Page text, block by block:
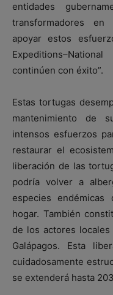
entidades
transformadores en
apoyar estos
continúen con éxito”.
Estas tortugas
mantenimiento de
intensos esfuerzos
restaurar el
liberación de las
podría volver a
especies
hogar. También
de los actores
Galápagos. Esta
cuidadosamente
se extenderá hasta